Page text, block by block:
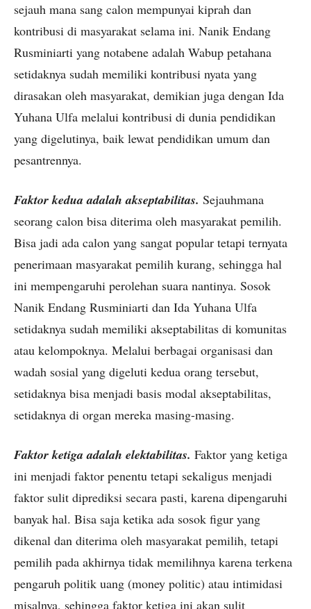
sejauh mana sang calon mempunyai kiprah dan
kontribusi di masyarakat selama ini. Nanik Endang
Rusminiarti yang notabene adalah Wabup petahana
setidaknya sudah memiliki kontribusi nyata yang
dirasakan oleh masyarakat, demikian juga dengan Ida
Yuhana Ulfa melalui kontribusi di dunia pendidikan
yang digelutinya, baik lewat pendidikan umum dan
pesantrennya.
Faktor kedua adalah akseptabilitas. Sejauhmana
seorang calon bisa diterima oleh masyarakat pemilih.
Bisa jadi ada calon yang sangat popular tetapi ternyata
penerimaan masyarakat pemilih kurang, sehingga hal
ini mempengaruhi perolehan suara nantinya. Sosok
Nanik Endang Rusminiarti dan Ida Yuhana Ulfa
setidaknya sudah memiliki akseptabilitas di komunitas
atau kelompoknya. Melalui berbagai organisasi dan
wadah sosial yang digeluti kedua orang tersebut,
setidaknya bisa menjadi basis modal akseptabilitas,
setidaknya di organ mereka masing-masing.
Faktor ketiga adalah elektabilitas. Faktor yang ketiga
ini menjadi faktor penentu tetapi sekaligus menjadi
faktor sulit diprediksi secara pasti, karena dipengaruhi
banyak hal. Bisa saja ketika ada sosok figur yang
dikenal dan diterima oleh masyarakat pemilih, tetapi
pemilih pada akhirnya tidak memilihnya karena terkena
pengaruh politik uang (money politic) atau intimidasi
misalnya, sehingga faktor ketiga ini akan sulit